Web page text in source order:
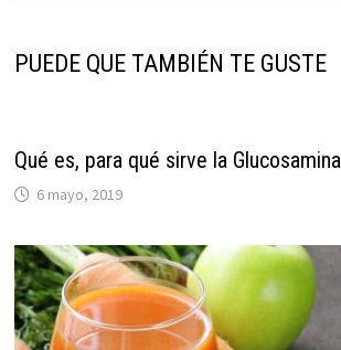
PUEDE QUE TAMBIÉN TE GUSTE
Qué es, para qué sirve la Glucosamina
6 mayo, 2019